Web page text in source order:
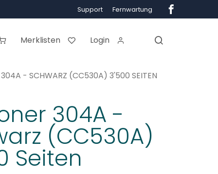
Support Fernwartung
Merklisten Login
304A - SCHWARZ (CC530A) 3'500 SEITEN
304A -
(CC530A)
Seiten